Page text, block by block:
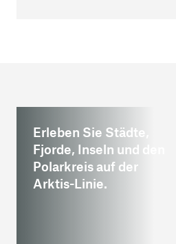
Erleben Sie Städte,
Fjorde, Inseln und den
Polarkreis auf der
Arktis-Linie.